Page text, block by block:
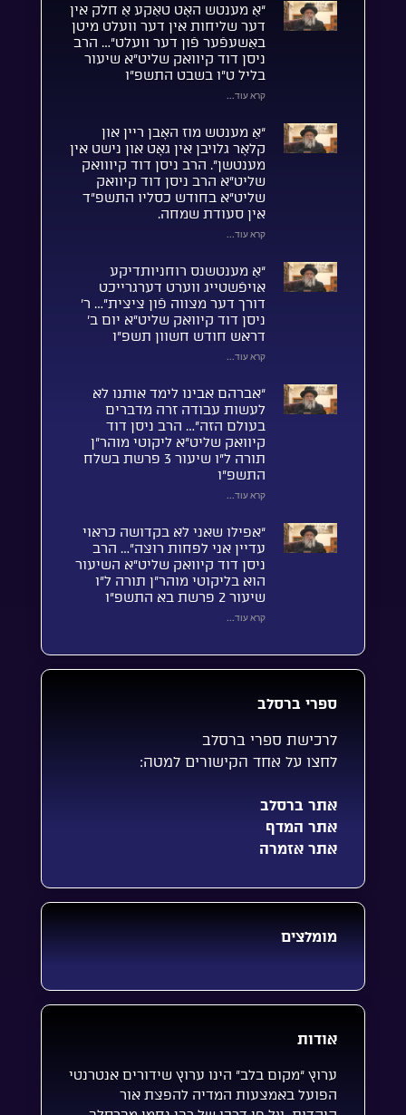
“אַ מענטש האָט טאַקע אַ חלק אין
דער שליחות אין דער וועלט מיטן
באַשעפֿער פֿון דער וועלט”… הרב
ניסן דוד קיוואק שליט”א שיעור
בליל ט”ו בשבט התשפ”ו
קרא עוד...
“אַ מענטש מוז האָבן ריין און
קלאָר גלויבן אין גאָט און נישט אין
מענטשן”. הרב ניסן דוד קיווואק
שליט”א הרב ניסן דוד קיוואק
שליט”א בחודש כסליו התשפ”ד
אין סעודת שמחה.
קרא עוד...
“אַ מענטשנס רוחניותדיקע
אויפֿשטייג ווערט דערגרייכט
דורך דער מצווה פֿון ציצית”… ר’
ניסן דוד קיוואק שליט”א יום ב’
דראש חודש חשוון תשפ”ו
קרא עוד...
“אברהם אבינו לימד אותנו לא
לעשות עבודה זרה מדברים
בעולם הזה”… הרב ניסן דוד
קיוואק שליט”א ליקוטי מוהר”ן
תורה ל”ו שיעור 3 פרשת בשלח
התשפ”ו
קרא עוד...
“אפילו שאני לא בקדושה כראוי
עדיין אני לפחות רוצה”… הרב
ניסן דוד קיוואק שליט”א השיעור
הוא בליקוטי מוהר”ן תורה ל”ו
שיעור 2 פרשת בא התשפ”ו
קרא עוד...
ספרי ברסלב
לרכישת ספרי ברסלב
לחצו על אחד הקישורים למטה:
אתר ברסלב
אתר המדף
אתר אזמרה
מומלצים
אודות
ערוץ “מקום בלב” הינו ערוץ שידורים אנטרנטי
הפועל באמצעות המדיה להפצת אור